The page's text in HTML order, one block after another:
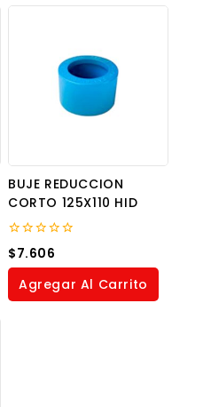
BUJE REDUCCION
CORTO 125X110 HID
0
out
of
$7.606
Agregar Al Carrito